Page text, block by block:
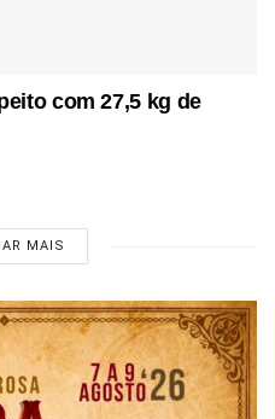
com 27,5 kg de
MAIS